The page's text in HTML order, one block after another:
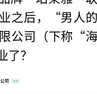
之后，“男人
公司（下称“
了？